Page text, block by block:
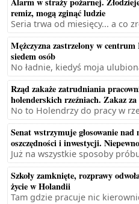
remiz, mogą zginąć ludzie
Seria trwa od miesięcy... a co
Mężczyzna zastrzelony w
siedem osób
No ładnie, kiedyś moja
Rząd zakaże zatrudniania
holenderskich rzeźniach. Zakaz
No to Holendrzy do pracy w
Senat wstrzymuje głosowanie
oszczędności i inwestycji.
Już na wszystkie sposoby
Szkoły zamknięte, rozprawy
życie w Holandii
Tam gdzie pracuje nic